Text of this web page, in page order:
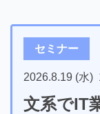
セミナー
2026.8.19 (水)
文系でIT